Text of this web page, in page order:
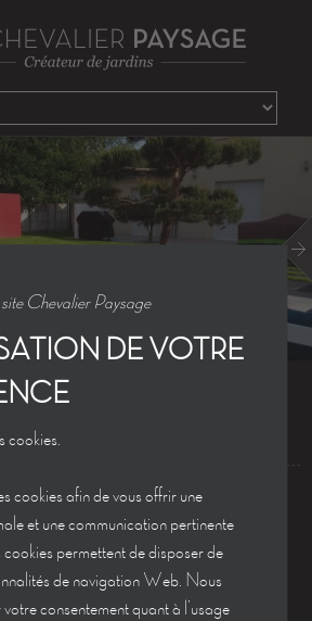
Chevalier Paysage
DE VOTRE
cookies.
cookies afin de vous offrir une
et une communication pertinente
cookies permettent de disposer de
de navigation Web. Nous
consentement quant à l’usage